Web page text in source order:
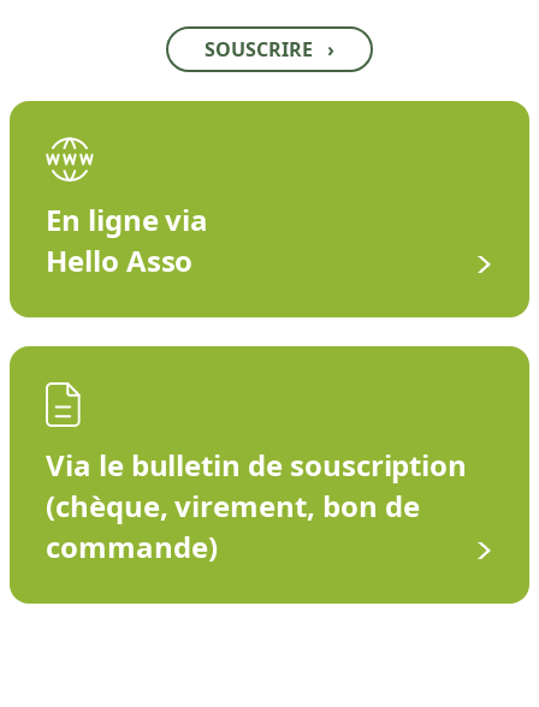
SOUSCRIRE ›
En ligne via
Hello Asso
Via le bulletin de souscription
(chèque, virement, bon de
commande)